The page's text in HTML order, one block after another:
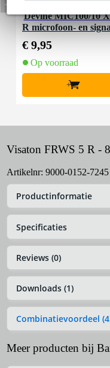
Devine MIC100/10
R microfoon- en
€ 9,95
Op voorraad
+
Visaton FRWS 5 R -
Artikelnr: 9000-0152-7245
Productinformatie
Specificaties
Reviews (0)
Downloads (1)
Combinatievoordeel
Meer producten bij